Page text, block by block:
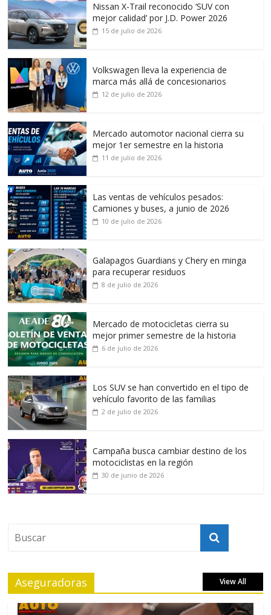
Nissan X-Trail reconocido ‘SUV con
mejor calidad’ por J.D. Power 2026
15 de julio de 2026
Volkswagen lleva la experiencia de
marca más allá de concesionarios
12 de julio de 2026
Mercado automotor nacional cierra su
mejor 1er semestre en la historia
11 de julio de 2026
Las ventas de vehículos pesados:
Camiones y buses, a junio de 2026
10 de julio de 2026
Galapagos Guardians y Chery en minga
para recuperar residuos
8 de julio de 2026
Mercado de motocicletas cierra su
mejor primer semestre de la historia
6 de julio de 2026
Los SUV se han convertido en el tipo de
vehículo favorito de las familias
2 de julio de 2026
Campaña busca cambiar destino de los
motociclistas en la región
30 de junio de 2026
Aseguradoras View All